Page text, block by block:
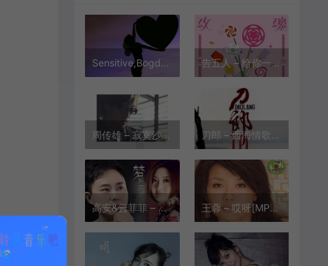
Sensitive,Bogdan Bondarenko – Remember(记住)(Original Mix)[MP3-320K/FLAC][12.9M/36.8M] 告五人 – 给你一瓶魔法药水[MP3-320K/FLAC][10.1M/33.5M]
周传雄 – 寂寞沙洲冷[MP3-320K/FLAC][10.5M/30.9M]
高安&云菲菲 – 梦醉荷塘[MP3-320K/FLAC][9.99M/29.0M] 王蓉 – 哎呀[MP3-320K/FLAC][8.57M/27.5M]